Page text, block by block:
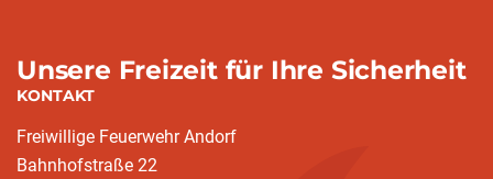
Unsere Freizeit für Ihre Sicherheit
KONTAKT
Freiwillige Feuerwehr Andorf
Bahnhofstraße 22